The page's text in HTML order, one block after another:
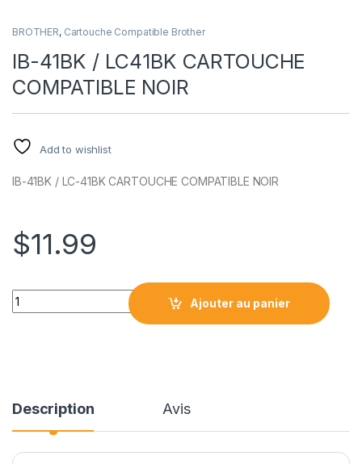
BROTHER, Cartouche Compatible Brother
IB-41BK / LC41BK CARTOUCHE
COMPATIBLE NOIR
Add to wishlist
IB-41BK / LC-41BK CARTOUCHE COMPATIBLE NOIR
$11.99
IB-41BK / LC41BK CARTOUCHE COMPATIBLE NOIR quantity
Ajouter au panier
Description Avis